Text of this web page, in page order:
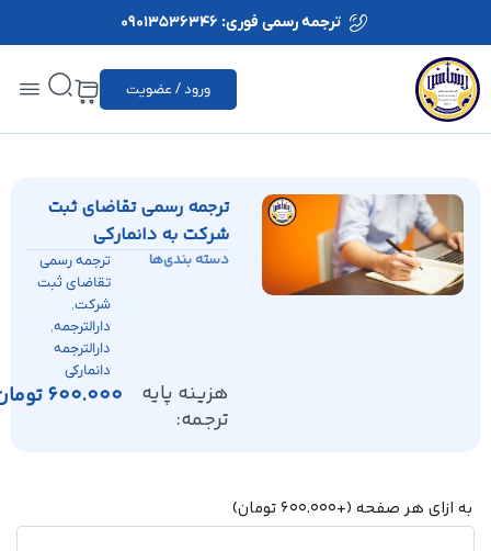
ترجمه رسمی فوری: 09013536346
ورود / عضویت
ترجمه رسمی تقاضای ثبت
شرکت به دانمارکی
دسته بندی‌ها
ترجمه رسمی
تقاضای ثبت
شرکت,
دارالترجمه,
دارالترجمه
دانمارکی
هزینه پایه
ترجمه:
600.000تومان
به ازای هر صفحه(+
600.000تومان)